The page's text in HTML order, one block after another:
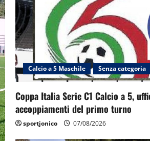
Calcio a 5 Maschile Senza categoria
Coppa Italia Serie C1 Calcio a 5,
accoppiamenti del primo turno
sportjonico 07/08/2026